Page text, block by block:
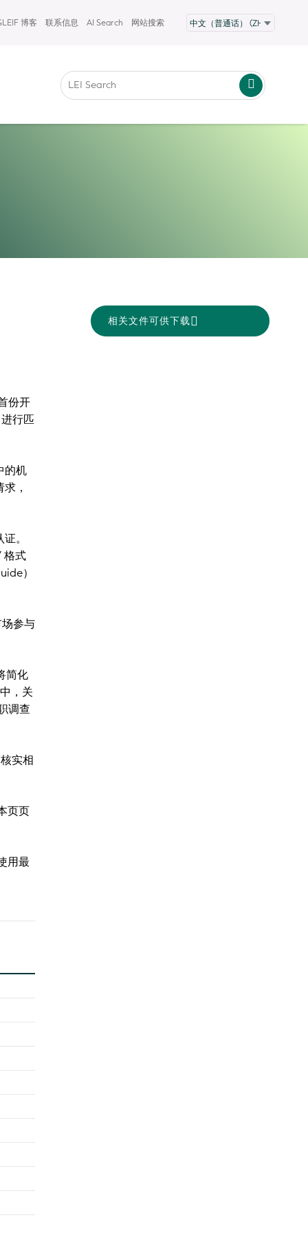
博客 联系信息 AI Search 网站搜索
份开
行匹
的机
，
。
格式
）
参与
简化
，关
调查
实相
页页
用最
相关文件可供下载